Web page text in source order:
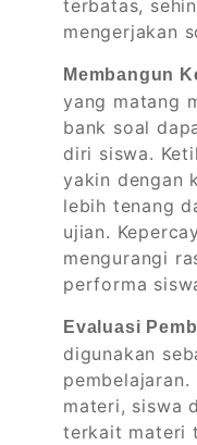
terbatas,
mengerjakan
Membangun
yang matang
bank soal
diri siswa.
yakin dengan
lebih tenang
ujian.
mengurangi
performa
Evaluasi
digunakan
pembelajaran.
materi, siswa
terkait materi